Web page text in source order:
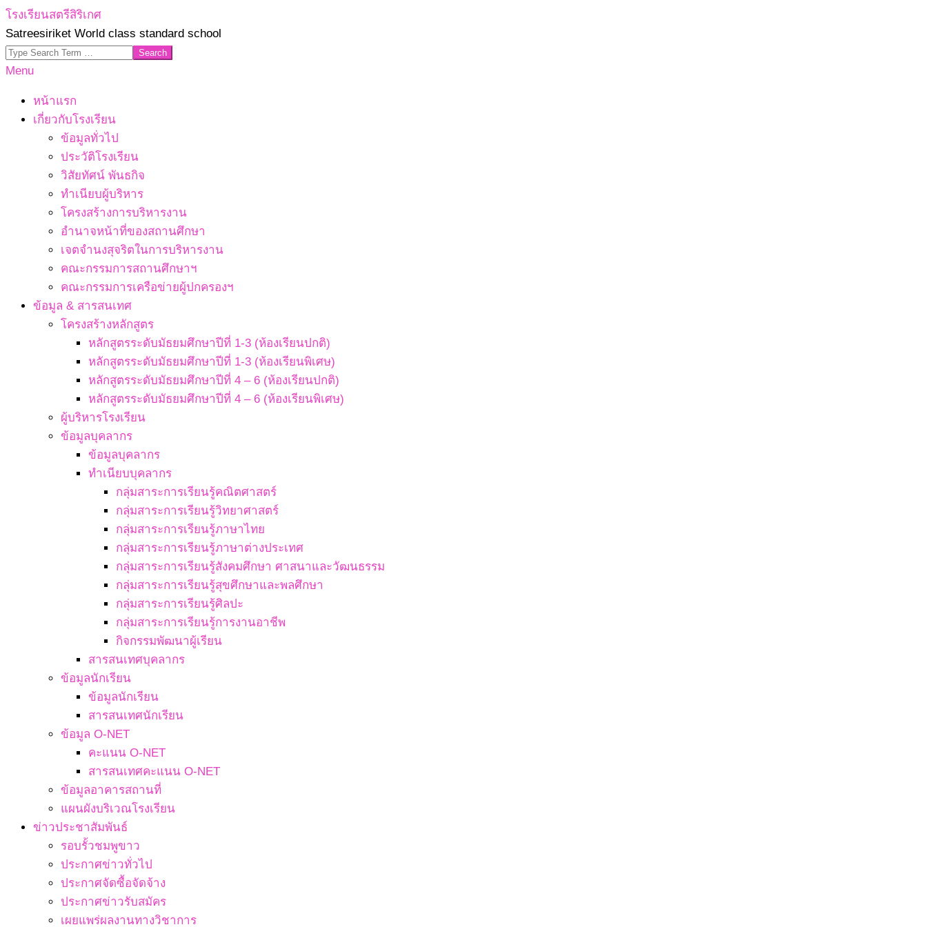
Skip
to
content
โรงเรียนสตรีสิริเกศ
Satreesiriket World class standard school
Search
Primary
Menu
Menu
หน้าแรก
เกี่ยวกับโรงเรียน
ข้อมูลทั่วไป
ประวัติโรงเรียน
วิสัยทัศน์ พันธกิจ
ทำเนียบผู้บริหาร
โครงสร้างการบริหารงาน
อำนาจหน้าที่ของสถานศึกษา
เจตจํานงสุจริตในการบริหารงาน
คณะกรรมการสถานศึกษาฯ
คณะกรรมการเครือข่ายผู้ปกครองฯ
ข้อมูล & สารสนเทศ
โครงสร้างหลักสูตร
หลักสูตรระดับมัธยมศึกษาปีที่ 1-3 (ห้องเรียนปกติ)
หลักสูตรระดับมัธยมศึกษาปีที่ 1-3 (ห้องเรียนพิเศษ)
หลักสูตรระดับมัธยมศึกษาปีที่ 4 – 6 (ห้องเรียนปกติ)
หลักสูตรระดับมัธยมศึกษาปีที่ 4 – 6 (ห้องเรียนพิเศษ)
ผู้บริหารโรงเรียน
ข้อมูลบุคลากร
ข้อมูลบุคลากร
ทำเนียบบุคลากร
กลุ่มสาระการเรียนรู้คณิตศาสตร์
กลุ่มสาระการเรียนรู้วิทยาศาสตร์
กลุ่มสาระการเรียนรู้ภาษาไทย
กลุ่มสาระการเรียนรู้ภาษาต่างประเทศ
กลุ่มสาระการเรียนรู้สังคมศึกษา ศาสนาและวัฒนธรรม
กลุ่มสาระการเรียนรู้สุขศึกษาและพลศึกษา
กลุ่มสาระการเรียนรู้ศิลปะ
กลุ่มสาระการเรียนรู้การงานอาชีพ
กิจกรรมพัฒนาผู้เรียน
สารสนเทศบุคลากร
ข้อมูลนักเรียน
ข้อมูลนักเรียน
สารสนเทศนักเรียน
ข้อมูล O-NET
คะแนน O-NET
สารสนเทศคะแนน O-NET
ข้อมูลอาคารสถานที่
แผนผังบริเวณโรงเรียน
ข่าวประชาสัมพันธ์
รอบรั้วชมพูขาว
ประกาศข่าวทั่วไป
ประกาศจัดซื้อจัดจ้าง
ประกาศข่าวรับสมัคร
เผยแพร่ผลงานทางวิชาการ